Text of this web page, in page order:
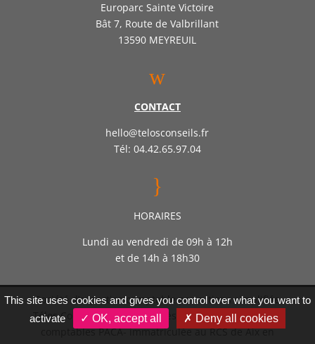
Europarc Sainte Victoire
Bât 7, Route de Valbrillant
13590 MEYREUIL
w
CONTACT
hello@telosconseils.fr
Tél: 04.42.65.97.04
}
HORAIRES
Lundi au vendredi de 09h à 12h
et de 14h à 18h30
Société d’expertise comptable par actions simplifiée
Télos Conseil – Inscrite auprès de l’ordre des experts
comptables PACA- immatriculée au RCS de Aix en
This site uses cookies and gives you control over what you want to
activate
✓ OK, accept all ✗ Deny all cookies